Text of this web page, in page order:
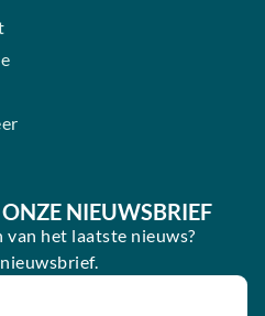
NIEUWSBRIEF
het laatste nieuws?